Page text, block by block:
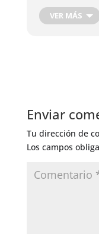
VER MÁS
Enviar
Tu dirección de
Los campos